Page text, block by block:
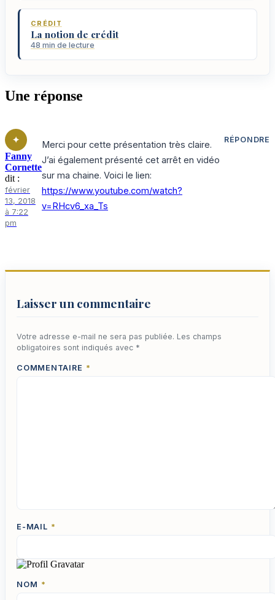
CRÉDIT
La notion de crédit
48 min de lecture
Une réponse
Fanny
Cornette
dit :
février
13, 2018
à 7:22
pm
Merci pour cette présentation très claire.
J’ai également présenté cet arrêt en vidéo
sur ma chaine. Voici le lien:
https://www.youtube.com/watch?
v=RHcv6_xa_Ts
RÉPONDRE
Laisser un commentaire
Votre adresse e-mail ne sera pas publiée. Les champs
obligatoires sont indiqués avec *
COMMENTAIRE *
E-MAIL *
NOM *